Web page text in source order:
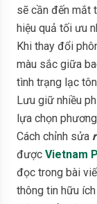
sẽ cần đến mắt
hiệu quả tối ưu
Khi thay đổi
màu sắc giữa
tình trạng lạc
Lưu giữ nhiều
lựa chọn
Cách chỉnh sửa
được Vietnam
đọc trong bài
thông tin hữu